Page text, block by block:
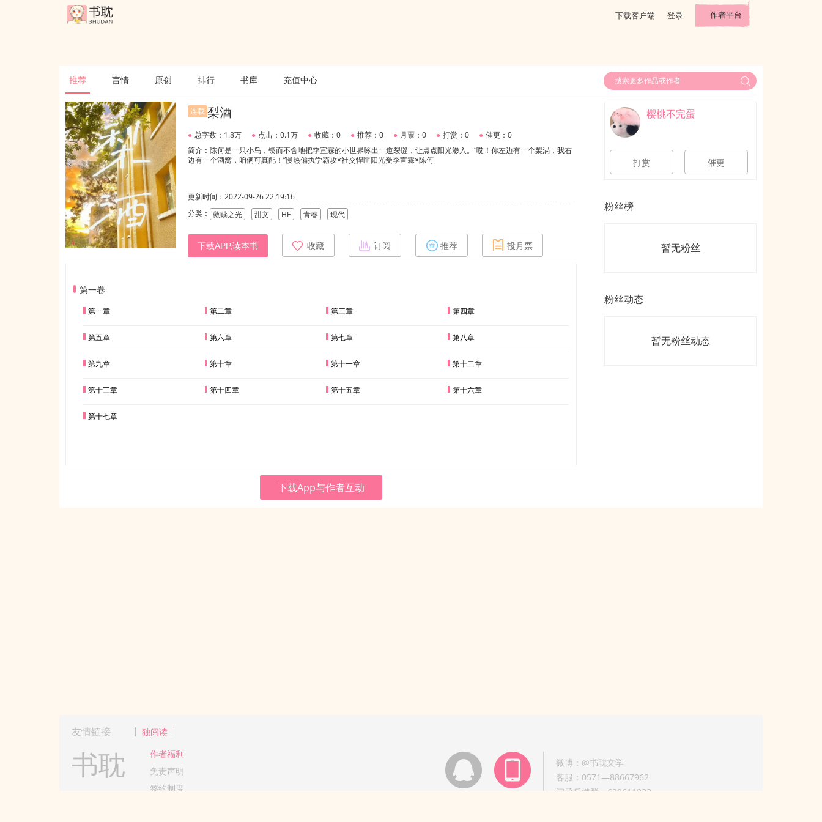
下载客户端 登录 作者平台
推荐 言情 原创 排行 书库 充值中心
连载 梨酒
● 总字数：1.8万 ● 点击：0.1万 ● 收藏：0 ● 推荐：0 ● 月票：0 ● 打赏：0 ● 催更：0
简介：陈何是一只小鸟，锲而不舍地把季宣霖的小世界啄出一道裂缝，让点点阳光渗入。“哎！你左边有一个梨涡，我右
边有一个酒窝，咱俩可真配！”慢热偏执学霸攻×社交悍匪阳光受季宣霖×陈何
更新时间：2022-09-26 22:19:16
分类： 救赎之光 甜文 HE 青春 现代
下载APP,读本书 收藏 订阅 推荐 投月票
第一卷
第一章 第二章 第三章 第四章
第五章 第六章 第七章 第八章
第九章 第十章 第十一章 第十二章
第十三章 第十四章 第十五章 第十六章
第十七章
下载App与作者互动
樱桃不完蛋
打赏 催更
粉丝榜
暂无粉丝
粉丝动态
暂无粉丝动态
友情链接 独阅读
书耽
作者福利
免责声明
签约制度
微博：@书耽文学
客服：0571—88667962
问题反馈群：630611933